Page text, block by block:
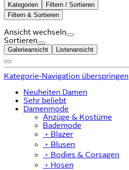
Kategorien
Filtern / Sortieren
Filtern & Sortieren
Ansicht wechseln
Sortieren
Galerieansicht Listenansicht
Kategorie-Navigation überspringen
Neuheiten Damen
Sehr beliebt
Damenmode
Anzüge & Kostüme
Bademode
﹢ Blazer
﹢ Blusen
﹢ Bodies & Corsagen
﹢ Hosen